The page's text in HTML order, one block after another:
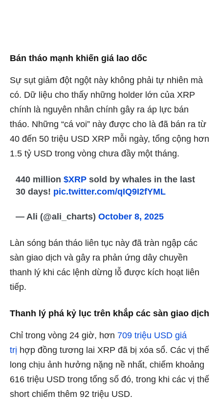
Bán tháo mạnh khiến giá lao dốc
Sự sụt giảm đột ngột này không phải tự nhiên mà
có. Dữ liệu cho thấy những holder lớn của XRP
chính là nguyên nhân chính gây ra áp lực bán
tháo. Những “cá voi” này được cho là đã bán ra từ
40 đến 50 triệu USD XRP mỗi ngày, tổng cộng hơn
1.5 tỷ USD trong vòng chưa đầy một tháng.
440 million$XRP sold by whales in the last
30 days! pic.twitter.com/qIQ9I2fYML
— Ali (@ali_charts)October 8, 2025
Làn sóng bán tháo liên tục này đã tràn ngập các
sàn giao dịch và gây ra phản ứng dây chuyền
thanh lý khi các lệnh dừng lỗ được kích hoạt liên
tiếp.
Thanh lý phá kỷ lục trên khắp các sàn giao dịch
Chỉ trong vòng 24 giờ, hơn 709 triệu USD giá
trị hợp đồng tương lai XRP đã bị xóa sổ. Các vị thế
long chịu ảnh hưởng nặng nề nhất, chiếm khoảng
616 triệu USD trong tổng số đó, trong khi các vị thế
short chiếm thêm 92 triệu USD.